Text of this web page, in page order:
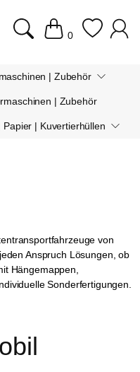
0
| Zubehör
| Zubehör
Papier | Kuvertierhüllen
von
Anspruch Lösungen, ob
Hängemappen,
Sonderfertigungen.